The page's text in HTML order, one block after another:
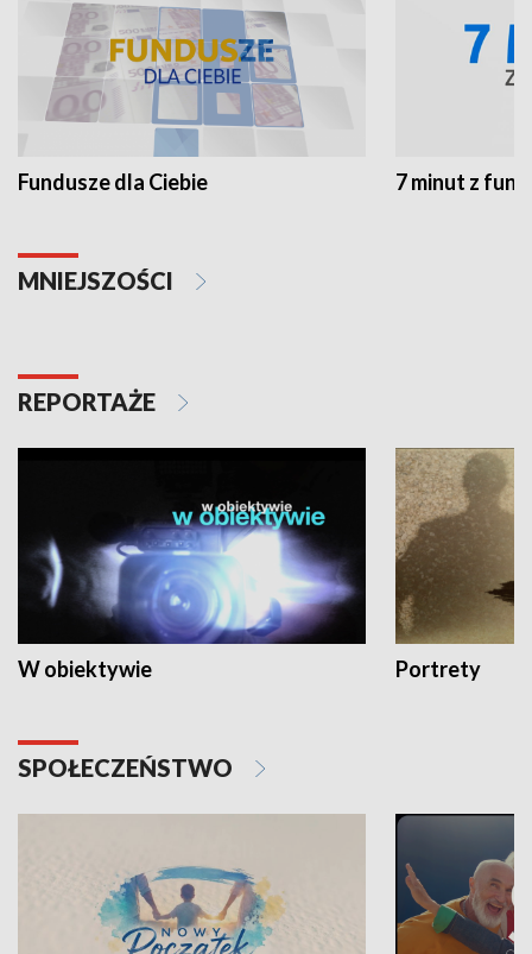
Fundusze dla Ciebie 7 minut z
MNIEJSZOŚCI
REPORTAŻE
W obiektywie Portrety
SPOŁECZEŃSTWO